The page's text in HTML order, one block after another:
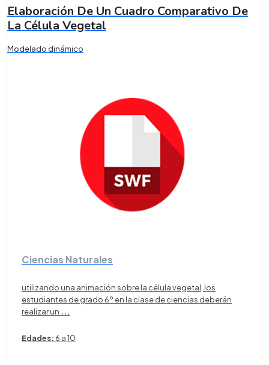
Elaboración De Un Cuadro Comparativo De
La Célula Vegetal
Modelado dinámico
Ciencias Naturales
utilizando una animación sobre la célula vegetal, los
estudiantes de grado 6º en la clase de ciencias deberán
realizar un ...
Edades: 6 a 10